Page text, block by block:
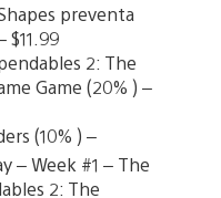
preventa
$11.99
2: The
Game (20% ) –
(10% ) –
– Week #1 – The
2: The